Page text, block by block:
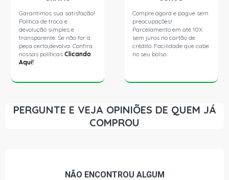
L1114 STD CAMINHAO 4.0 8V OM364 DIESEL (1981 -
1989)
L1114 STD CAMINHAO 4.0 8V OM364LA DIESEL (1981 -
1989)
1214 STD CAMINHAO 4.0 8V OM364 DIESEL (1989 -
1214 STD CAMINHAO 6.0 12V OM366A DIESEL (1989 -
Garantimos sua satisfação!
Política de troca e
devolução simples e
transparente. Se não for a
peça certa,devolva. Confira
nossas políticasClicando
Aqui!
Compre agora e pague sem
preocupações!
Parcelamento em até 10X
sem juros no cartão de
crédito. Facilidade que cabe
no seu bolso.
PERGUNTE E VEJA OPINIÕES DE QUEM JÁ
COMPROU
NÃO ENCONTROU ALGUM